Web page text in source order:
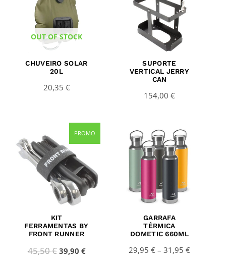
OUT OF STOCK
CHUVEIRO SOLAR
20L
20,35 €
SUPORTE
VERTICAL JERRY
CAN
154,00 €
PROMO
KIT
FERRAMENTAS BY
FRONT RUNNER
45,50€
Original
price
was:
45,50 €.
39,90 €
Current
price
39,90 €.
GARRAFA
TÉRMICA
DOMETIC 660ML
29,95 € – 31,95 €